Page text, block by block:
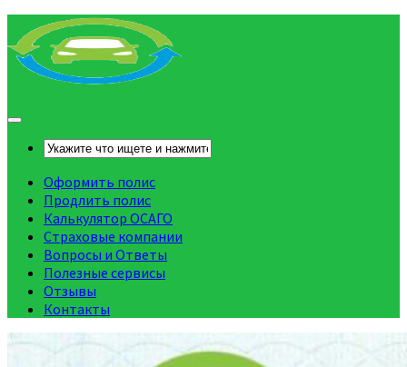
Оформить полис
Продлить полис
Калькулятор ОСАГО
Страховые компании
Вопросы и Ответы
Полезные сервисы
Отзывы
Контакты